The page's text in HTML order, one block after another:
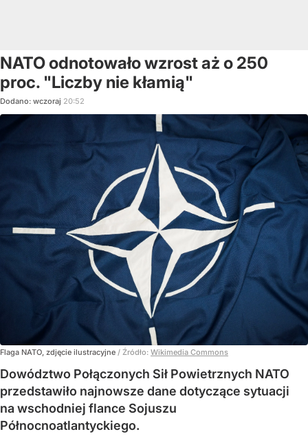
NATO odnotowało wzrost aż o 250
proc. "Liczby nie kłamią"
Dodano: wczoraj 20:52
Flaga NATO, zdjęcie ilustracyjne / Źródło: Wikimedia Commons
Dowództwo Połączonych Sił Powietrznych NATO
przedstawiło najnowsze dane dotyczące sytuacji
na wschodniej flance Sojuszu
Północnoatlantyckiego.